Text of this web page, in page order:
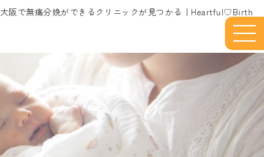
大阪で無痛分娩ができるクリニックが見つかる｜Heartful♡Birth